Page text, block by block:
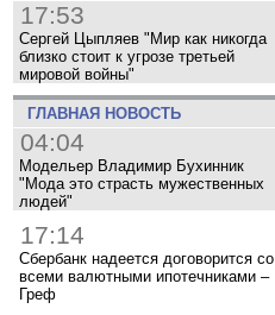
17:53
Сергей Цыпляев "Мир как никогда
близко стоит к угрозе третьей
мировой войны"
ГЛАВНАЯ НОВОСТЬ
04:04
Модельер Владимир Бухинник
"Мода это страсть мужественных
людей"
17:14
Сбербанк надеется договорится со
всеми валютными ипотечниками –
Греф